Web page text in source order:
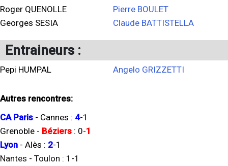
Roger QUENOLLE
Georges SESIA
Pierre BOULET
Claude BATTISTELLA
Entraineurs :
Pepi HUMPAL Angelo GRIZZETTI
Autres rencontres:
CA Paris - Cannes : 4-1
Grenoble - Béziers : 0-1
Lyon - Alès : 2-1
Nantes - Toulon : 1 -1